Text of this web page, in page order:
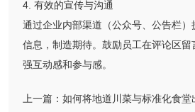
4. 有效的宣传与沟通
通过企业内部渠道（公众号、公告栏）
信息，制造期待。鼓励员工在评论区
强互动感和参与感。
上一篇： 如何将地道川菜与标准化食堂